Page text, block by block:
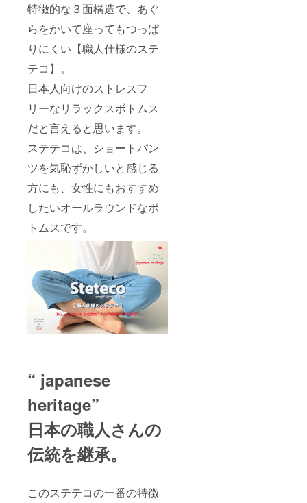
特徴的な３面構造で、あぐ
らをかいて座ってもつっぱ
りにくい【職人仕様のステ
テコ】。
日本人向けのストレスフ
リーなリラックスボトムス
だと言えると思います。
ステテコは、ショートパン
ツを気恥ずかしいと感じる
方にも、女性にもおすすめ
したいオールラウンドなボ
トムスです。
“ japanese
heritage”
日本の職人さんの
伝統を継承。
このステテコの一番の特徴